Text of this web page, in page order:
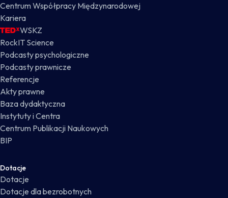
Centrum Współpracy Międzynarodowej
Kariera
WSKZ
RockIT Science
Podcasty psychologiczne
Podcasty prawnicze
Referencje
Akty prawne
Baza dydaktyczna
Instytuty i Centra
Centrum Publikacji Naukowych
BIP
Dotacje
Dotacje
Dotacje dla bezrobotnych